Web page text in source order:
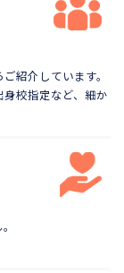
ご紹介しています。
身校指定など、細か